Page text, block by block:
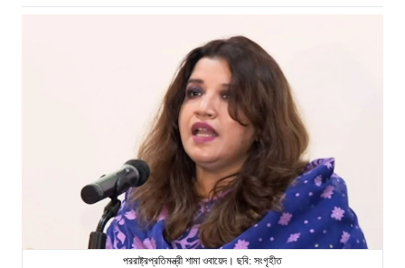
পররাষ্ট্রপ্রতিমন্ত্রী শামা ওবায়েদ। ছবি: সংগৃহীত